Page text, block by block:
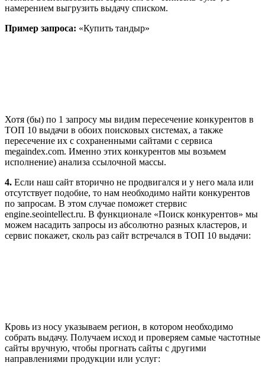
намерением выгрузить выдачу списком.
Пример запроса: «Купить тандыр»
Хотя (бы) по 1 запросу мы видим пересечение конкурентов в
ТОП 10 выдачи в обоих поисковых системах, а также
пересечение их с сохраненными сайтами с сервиса
megaindex.com. Именно этих конкурентов мы возьмем
исполнение) анализа ссылочной массы.
4. Если наш сайт вторично не продвигался и у него мала или
отсутствует подобие, то нам необходимо найти конкурентов
по запросам. В этом случае поможет стервис
engine.seointellect.ru. В функционале «Поиск конкурентов» мы
можем насадить запросы из абсолютно разных кластеров, и
сервис покажет, сколь раз сайт встречался в ТОП 10 выдачи:
Кровь из носу указываем регион, в котором необходимо
собрать выдачу. Получаем исход и проверяем самые частотные
сайты вручную, чтобы прогнать сайты с другими
направлениями продукции или услуг: